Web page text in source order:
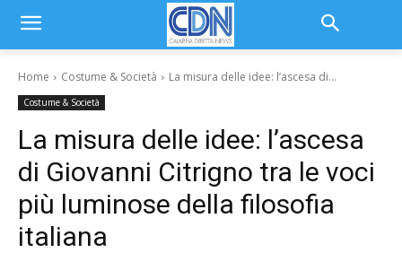
Home Costume & Società La misura delle idee: l’ascesa di...
Costume & Società
La misura delle idee: l’ascesa
di Giovanni Citrigno tra le voci
più luminose della filosofia
italiana